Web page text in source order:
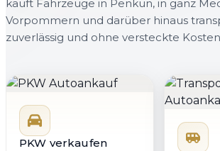
kauft Fahrzeuge in Penkun, in ganz
Vorpommern und darüber hinaus
zuverlässig und ohne versteckte
PKW verkaufen